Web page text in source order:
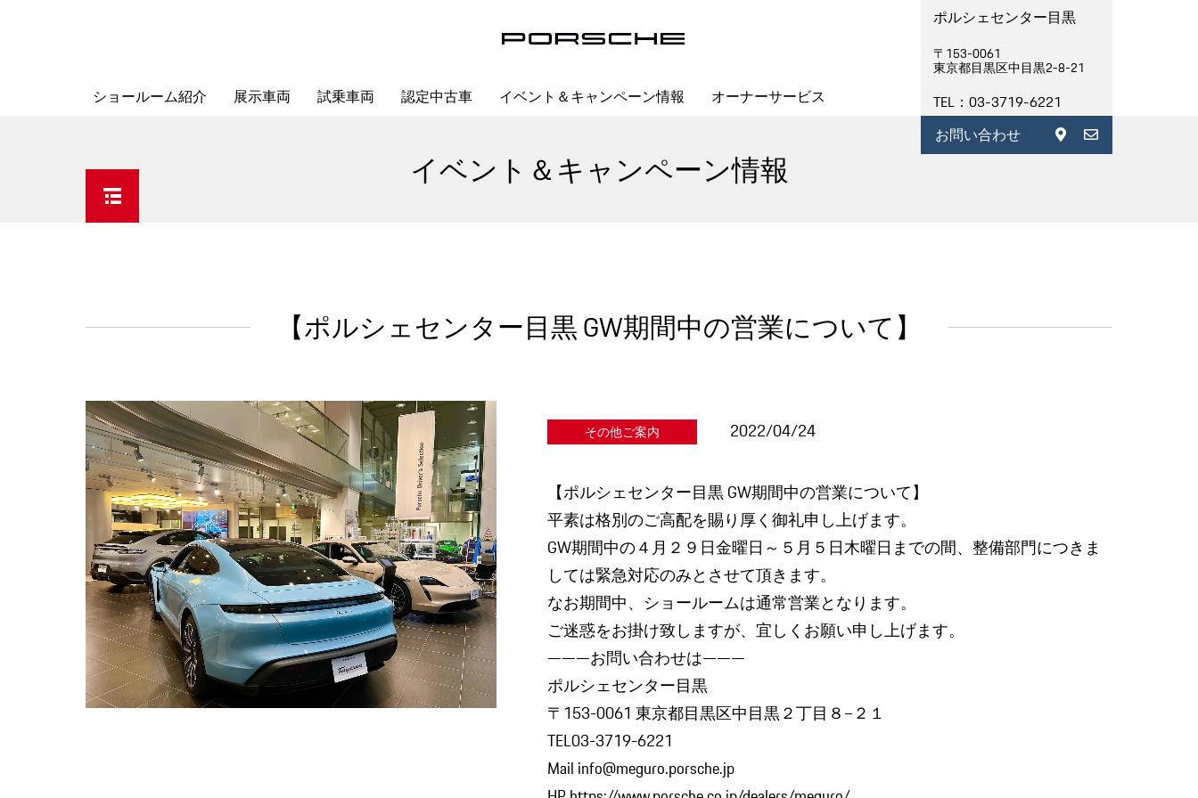
ショールーム紹介 展示車両 試乗車両 認定中古車 イベント＆キャンペーン情報 オーナーサービス
ポルシェセンター目黒
〒153-0061
東京都目黒区中目黒2-8-21
TEL：03-3719-6221
お問い合わせ
イベント＆キャンペーン情報
【ポルシェセンター目黒 GW期間中の営業について】
その他ご案内 2022/04/24
【ポルシェセンター目黒 GW期間中の営業について】
平素は格別のご高配を賜り厚く御礼申し上げます。
GW期間中の４月２９日金曜日～５月５日木曜日までの間、整備部門につきま
しては緊急対応のみとさせて頂きます。
なお期間中、ショールームは通常営業となります。
ご迷惑をお掛け致しますが、宜しくお願い申し上げます。
———お問い合わせは———
ポルシェセンター目黒
〒153-0061 東京都目黒区中目黒２丁目８−２１
TEL03-3719-6221
Mail info@meguro.porsche.jp